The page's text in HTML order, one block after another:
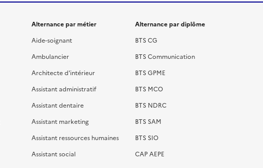
Alternance par métier
Aide-soignant
Ambulancier
Architecte d'intérieur
Assistant administratif
Assistant dentaire
Assistant marketing
Assistant ressources humaines
Assistant social
Alternance par diplôme
BTS CG
BTS Communication
BTS GPME
BTS MCO
BTS NDRC
BTS SAM
BTS SIO
CAP AEPE